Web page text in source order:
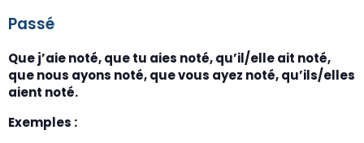
Passé
Que j’aie noté, que tu aies noté, qu’il/elle ait noté,
que nous ayons noté, que vous ayez noté, qu’ils/elles
aient noté.
Exemples :